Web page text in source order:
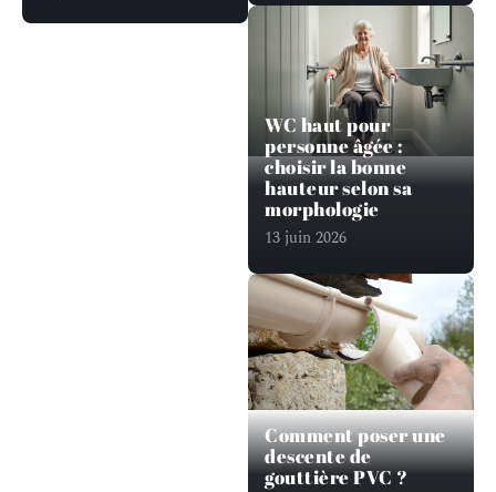
WC haut pour
personne âgée :
choisir la bonne
hauteur selon sa
morphologie
13 juin 2026
Comment poser une
descente de
gouttière PVC ?